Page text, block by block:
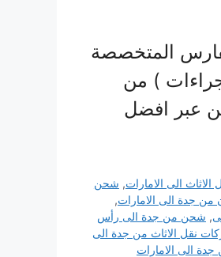
المتخصصة
) من
عبر افضل
الى الامارات, شحن
جدة الى الامارات,
, شحن من جدة الى رأس
نقل الاثاث من جدة الى
الى الامارات